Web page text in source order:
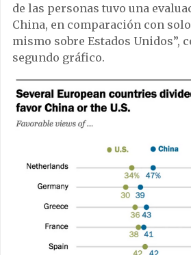
de las personas tuvo una
China, en comparación con
mismo sobre Estados Unidos”,
segundo gráfico.